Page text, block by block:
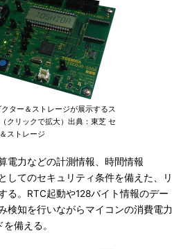
ター＆ストレージが展示するス
クリックで拡大）出典：東芝 セ
ストレージ
電力などの計測情報、時間情報
してのセキュリティ条件を備えた、リ
る。RTC起動や128バイト情報のデー
検知を行いながらマイコンの消費電力
備える。